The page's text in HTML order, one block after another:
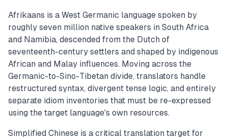
Afrikaans is a West Germanic language spoken by
roughly seven million native speakers in South Africa
and Namibia, descended from the Dutch of
seventeenth-century settlers and shaped by indigenous
African and Malay influences. Moving across the
Germanic-to-Sino-Tibetan divide, translators handle
restructured syntax, divergent tense logic, and entirely
separate idiom inventories that must be re-expressed
using the target language's own resources.
Simplified Chinese is a critical translation target for